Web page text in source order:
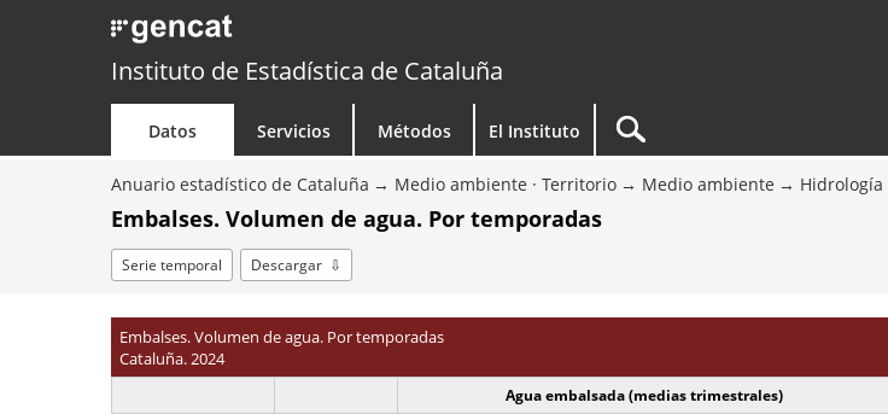
Instituto de Estadística de Cataluña
Datos Servicios Métodos El Instituto
Anuario estadístico de Cataluña Medio ambiente · Territorio Medio ambiente Hidrología
Embalses. Volumen de agua. Por temporadas
Serie temporal Descargar
Embalses. Volumen de agua. Por temporadas
Cataluña. 2024
Agua embalsada (medias trimestrales)